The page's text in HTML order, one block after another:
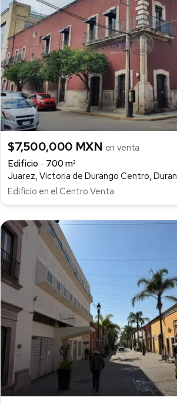
$7,500,000 MXN en venta
Edificio
700 m²
Juarez, Victoria de Durango Centro,
Edificio en el Centro Venta